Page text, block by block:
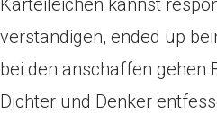
Karteileichen kannst
verstandigen, ended up
bei den anschaffen gehen
Dichter und Denker